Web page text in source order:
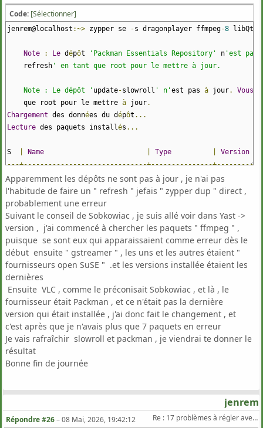
Code: [Sélectionner]
jenrem@localhost :~> zypper se -s dragonplayer ffmpeg-8
Note : Le dépôt 'Packman Essentials Repository' n 'est pas
refresh ' en tant que root pour le mettre à jour.
Note : Le dépôt ' update-slowroll ' n'est pas à jour. Vous
que root pour le mettre à jour.
Chargement des données du dépôt ...
Lecture des paquets installés ...
S Name Type
Version
---+------------------------------+---------------
i + |dragonplayer|paquet| 25.12
v|dragonplayer|paquet | 26.04.
i|dragonplayer- lang
v|dragonplayer -lang|paquet| 26.04.
|ffmpeg- 8 |paquet| 8.1-
|ffmpeg -8 |paquet| 8.1-3.1
| ffmpeg-8 |paquet| 8.1- 3.2
|ffmpeg- 8 |paquet| 8.1- 3.1
Apparemment les dépôts ne sont pas à jour , je n'ai pas
l'habitude de faire un " refresh " jefais " zypper dup " direct ,
probablement une erreur
Suivant le conseil de Sobkowiac , je suis allé voir dans Yast ->
version , j'ai commencé à chercher les paquets " ffmpeg " ,
puisque se sont eux qui apparaissaient comme erreur dès le
début ensuite " gstreamer " , les uns et les autres étaient "
fournisseurs open SuSE " .et les versions installée étaient les
dernières
Ensuite VLC , comme le préconisait Sobkowiac , et là , le
fournisseur était Packman , et ce n'était pas la dernière
version qui était installée , j'ai donc fait le changement , et
c'est après que je n'avais plus que 7 paquets en erreur
Je vais rafraîchir slowroll et packman , je viendrai te donner le
résultat
Bonne fin de journée
jenrem
Re : 17 problèmes à régler avec Zypper Dup sur TW
Répondre #26–08 Mai, 2026, 19:42:12